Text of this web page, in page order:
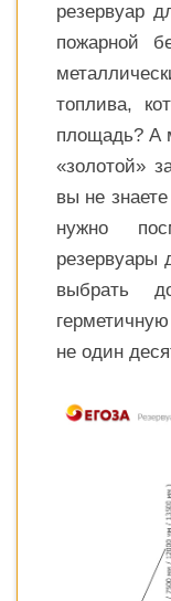
резервуар
пожарной
топлива,
площадь? А
«золотой»
вы не
нужно
резервуары
выбрать
не один